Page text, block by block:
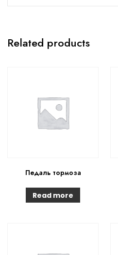
Related products
Педаль тормоза
Read more